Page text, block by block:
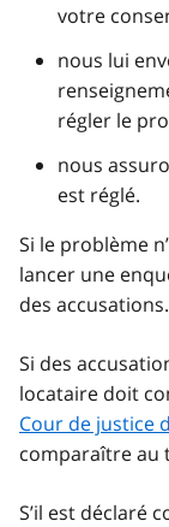
votre
nous lui
régler le
nous
est réglé.
Si le problème
lancer une
des accusations.
Si des
locataire doit
Cour de justice
comparaître au
S’il est déclaré